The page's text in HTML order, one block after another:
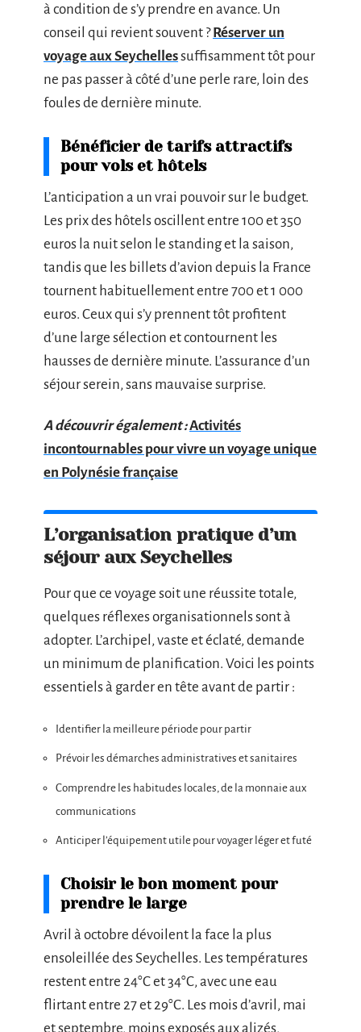
à condition de s’y prendre en avance. Un
conseil qui revient souvent ?Réserver un
voyage aux Seychellessuffisamment tôt pour
ne pas passer à côté d’une perle rare, loin des
foules de dernière minute.
Bénéficier de tarifs attractifs
pour vols et hôtels
L’anticipation a un vrai pouvoir sur le budget.
Les prix des hôtels oscillent entre 100 et 350
euros la nuit selon le standing et la saison,
tandis que les billets d’avion depuis la France
tournent habituellement entre 700 et 1 000
euros. Ceux qui s’y prennent tôt profitent
d’une large sélection et contournent les
hausses de dernière minute. L’assurance d’un
séjour serein, sans mauvaise surprise.
A découvrir également :Activités
incontournables pour vivre un voyage unique
en Polynésie française
L’organisation pratique d’un
séjour aux Seychelles
Pour que ce voyage soit une réussite totale,
quelques réflexes organisationnels sont à
adopter. L’archipel, vaste et éclaté, demande
un minimum de planification. Voici les points
essentiels à garder en tête avant de partir :
Identifier la meilleure période pour partir
Prévoir les démarches administratives et sanitaires
Comprendre les habitudes locales, de la monnaie aux
communications
Anticiper l’équipement utile pour voyager léger et futé
Choisir le bon moment pour
prendre le large
Avril à octobre dévoilent la face la plus
ensoleillée des Seychelles. Les températures
restent entre 24°C et 34°C, avec une eau
flirtant entre 27 et 29°C. Les mois d’avril, mai
et septembre, moins exposés aux alizés,